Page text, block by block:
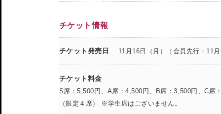
チケット情報
チケット発売日 11月16日（月）［会員先行：11
チケット料金
S席：5,500円、A席：4,500円、B席：3,500円、C席
（限定４席） ※学生席はございません。